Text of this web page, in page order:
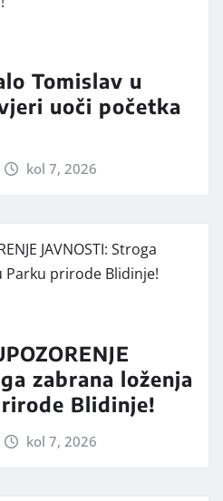
Tomislav u
uoči početka
kol 7, 2026
zabrana loženja
Blidinje!
kol 7, 2026